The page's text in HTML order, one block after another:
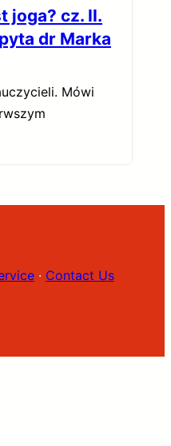
joga? cz. II.
dr Marka
Mówi
· Contact Us